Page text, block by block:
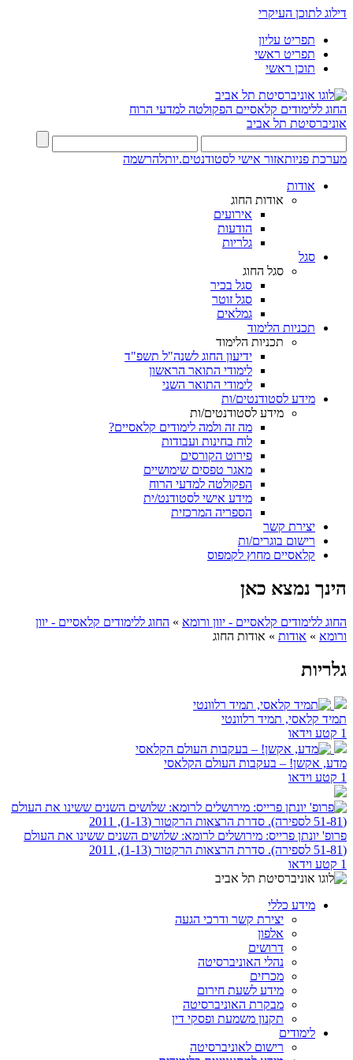
דילוג לתוכן העיקרי
תפריט עליון
תפריט ראשי
תוכן ראשי
החוג ללימודים קלאסיים הפקולטה למדעי הרוח
אוניברסיטת תל אביב
מערכת פניותאזור אישי לסטודנטים.יותלהרשמה
אודות
אודות החוג
אירועים
הודעות
גלריות
סגל
סגל החוג
סגל בכיר
סגל זוטר
גמלאים
תכניות הלימוד
תכניות הלימוד
ידיעון החוג לשנה"ל תשפ"ד
לימודי התואר הראשון
לימודי התואר השני
מידע לסטודנטים/ות
מידע לסטודנטים/ות
מה זה ולמה לימודים קלאסיים?
לוח בחינות ועבודות
פירוט הקורסים
מאגר טפסים שימושיים
הפקולטה למדעי הרוח
מידע אישי לסטודנט/ית
הספריה המרכזית
יצירת קשר
רישום בוגרים/ות
קלאסיים מחוץ לקמפוס
הינך נמצא כאן
החוג ללימודים קלאסיים - יוון ורומא » החוג ללימודים קלאסיים - יוון
ורומא » אודות » אודות החוג
גלריות
תמיד קלאסי, תמיד רלוונטי
1 קטע וידאו
מדע, אקשן! – בעקבות העולם הקלאסי
1 קטע וידאו
פרופ' יונתן פרייס: מירושלים לרומא: שלושים השנים ששינו את העולם
(51-81 לספירה). סדרת הרצאות הרקטור (1-13), 2011
1 קטע וידאו
מידע כללי
יצירת קשר ודרכי הגעה
אלפון
דרושים
נהלי האוניברסיטה
מכרזים
מידע לשעת חירום
מבקרת האוניברסיטה
תקנון משמעת ופסקי דין
לימודים
רישום לאוניברסיטה